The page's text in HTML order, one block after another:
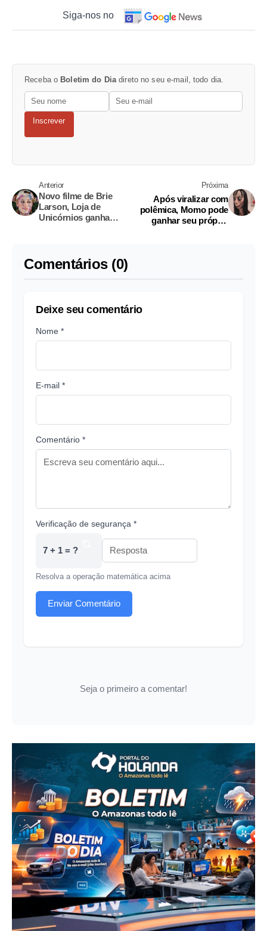
Siga-nos no
Receba o Boletim do Diadireto no seu e-mail, todo dia.
Inscrever
Anterior
Novo filme de Brie
Larson, Loja de
Unicórnios ganha
Próxima
Após viralizar com
polêmica, Momo pode
ganhar seu próprio
Comentários (0)
Deixe seu comentário
Nome *
E-mail *
Comentário *
Verificação de segurança *
7 + 1 = ?
Resolva a operação matemática acima
Enviar Comentário
Seja o primeiro a comentar!